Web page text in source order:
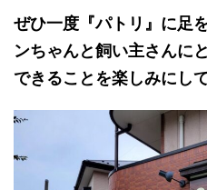
ぜひ一度『パトリ』に足
ンちゃんと飼い主さんに
できることを楽しみにし